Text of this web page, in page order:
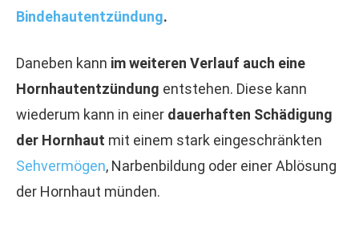
Bindehautentzündung.
Daneben kann im weiteren Verlauf auch eine
Hornhautentzündung entstehen. Diese kann
wiederum kann in einer dauerhaften Schädigung
der Hornhaut mit einem stark eingeschränkten
Sehvermögen, Narbenbildung oder einer Ablösung
der Hornhaut münden.